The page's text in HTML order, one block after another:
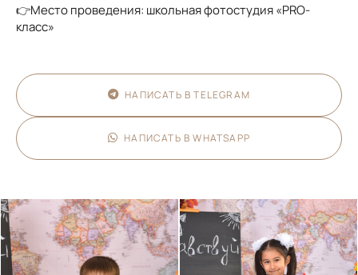
👉Место проведения: школьная фотостудия «PRO-
класс»
НАПИСАТЬ В TELEGRAM
НАПИСАТЬ В WHATSAPP